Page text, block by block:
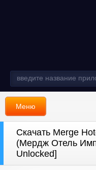
Меню
Скачать Merge
(Мердж Отель
Unlocked]